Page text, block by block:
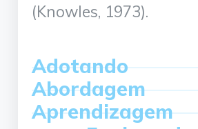
(Knowles, 1973).
Adotando
Aprendizagem